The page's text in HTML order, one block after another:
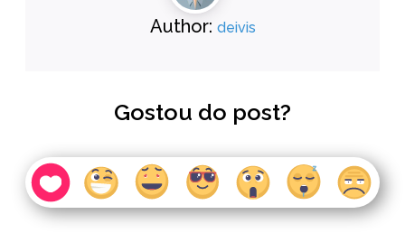
Author: deivis
Gostou do post?